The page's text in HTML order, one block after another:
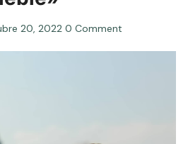
20, 2022 0 Comment